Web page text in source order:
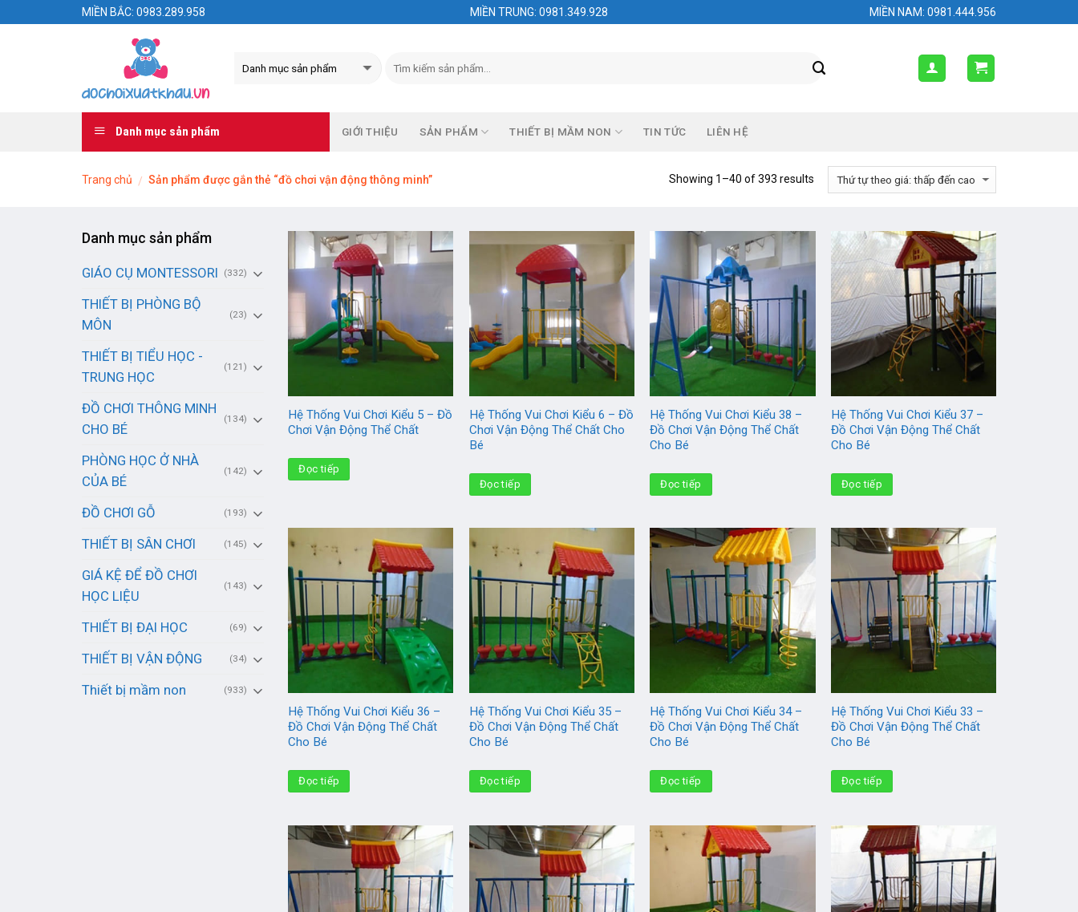
MIỀN BẮC: 0983.289.958 MIỀN TRUNG: 0981.349.928 MIỀN NAM: 0981.444.956
Danh mục sản phẩm GIỚI THIỆU SẢN PHẨM THIẾT BỊ MẦM NON TIN TỨC LIÊN HỆ
Trang chủ / Sản phẩm được gắn thẻ “đồ chơi vận động thông minh” Showing 1–40 of 393 results
Danh mục sản phẩm
GIÁO CỤ MONTESSORI (332)
THIẾT BỊ PHÒNG BỘ
MÔN
(23)
THIẾT BỊ TIỂU HỌC -
TRUNG HỌC
(121)
ĐỒ CHƠI THÔNG MINH
CHO BÉ
(134)
PHÒNG HỌC Ở NHÀ
CỦA BÉ
(142)
ĐỒ CHƠI GỖ (193)
THIẾT BỊ SÂN CHƠI (145)
GIÁ KỆ ĐỂ ĐỒ CHƠI
HỌC LIỆU
(143)
THIẾT BỊ ĐẠI HỌC (69)
THIẾT BỊ VẬN ĐỘNG (34)
Thiết bị mầm non (933)
Hệ Thống Vui Chơi Kiểu 5 – Đồ
Chơi Vận Động Thể Chất
Đọc tiếp
Hệ Thống Vui Chơi Kiểu 6 – Đồ
Chơi Vận Động Thể Chất Cho
Bé
Đọc tiếp
Hệ Thống Vui Chơi Kiểu 38 –
Đồ Chơi Vận Động Thể Chất
Cho Bé
Đọc tiếp
Hệ Thống Vui Chơi Kiểu 37 –
Đồ Chơi Vận Động Thể Chất
Cho Bé
Đọc tiếp
Hệ Thống Vui Chơi Kiểu 36 –
Đồ Chơi Vận Động Thể Chất
Cho Bé
Đọc tiếp
Hệ Thống Vui Chơi Kiểu 35 –
Đồ Chơi Vận Động Thể Chất
Cho Bé
Đọc tiếp
Hệ Thống Vui Chơi Kiểu 34 –
Đồ Chơi Vận Động Thể Chất
Cho Bé
Đọc tiếp
Hệ Thống Vui Chơi Kiểu 33 –
Đồ Chơi Vận Động Thể Chất
Cho Bé
Đọc tiếp